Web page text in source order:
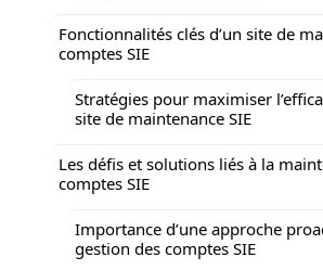
Fonctionnalités clés d’un site de
comptes SIE
Stratégies pour maximiser
site de maintenance SIE
Les défis et solutions liés à la
comptes SIE
Importance d’une approche
gestion des comptes SIE